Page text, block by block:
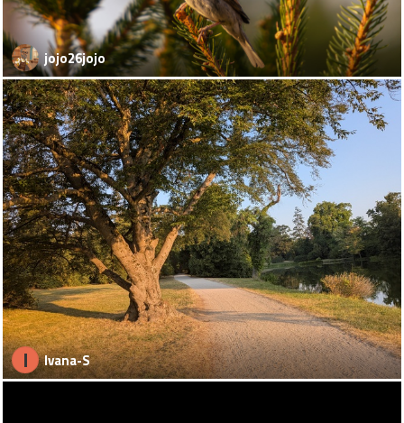
jojo26jojo
I Ivana-S